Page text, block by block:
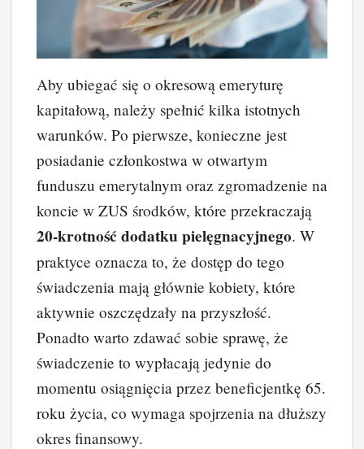
Aby ubiegać się o okresową emeryturę
kapitałową, należy spełnić kilka istotnych
warunków. Po pierwsze, konieczne jest
posiadanie członkostwa w otwartym
funduszu emerytalnym oraz zgromadzenie na
koncie w ZUS środków, które przekraczają
20-krotność dodatku pielęgnacyjnego. W
praktyce oznacza to, że dostęp do tego
świadczenia mają głównie kobiety, które
aktywnie oszczędzały na przyszłość.
Ponadto warto zdawać sobie sprawę, że
świadczenie to wypłacają jedynie do
momentu osiągnięcia przez beneficjentkę 65.
roku życia, co wymaga spojrzenia na dłuższy
okres finansowy.